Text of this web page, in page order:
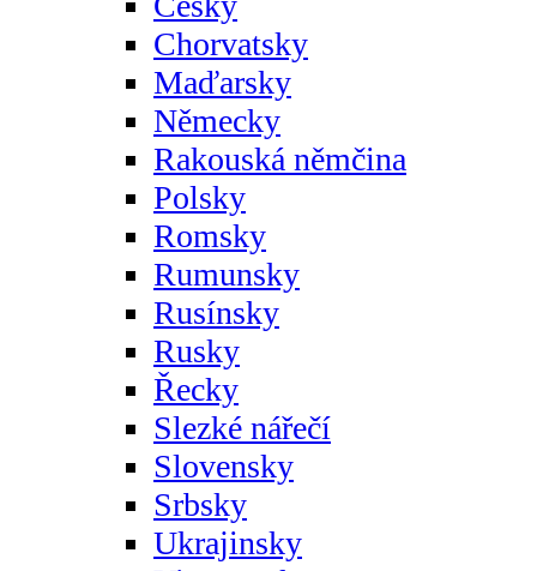
Chorvatsky
Maďarsky
Německy
Rakouská němčina
Polsky
Romsky
Rumunsky
Rusínsky
Rusky
Řecky
Slezké nářečí
Slovensky
Srbsky
Ukrajinsky